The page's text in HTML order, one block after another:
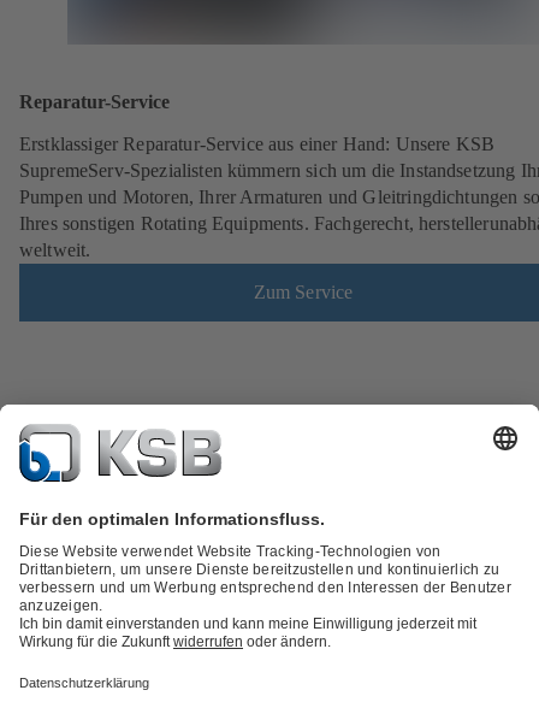
Reparatur-Service
Erstklassiger Reparatur-Service aus einer Hand: Unsere KSB
SupremeServ-Spezialisten kümmern sich um die Instandsetzung
Pumpen und Motoren, Ihrer Armaturen und Gleitringdichtungen
Ihres sonstigen Rotating Equipments. Fachgerecht,
weltweit.
Zum Service